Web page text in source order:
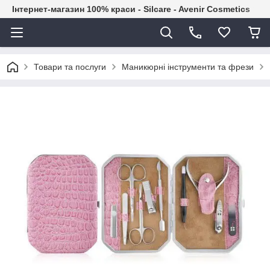
Інтернет-магазин 100% краси - Silcare - Avenir Cosmetics
Товари та послуги Маникюрні інструменти та фрези